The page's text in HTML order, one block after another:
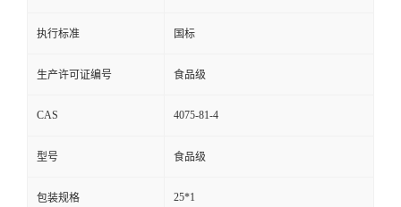
执行标准 国标
生产许可证编号 食品级
CAS 4075-81-4
型号 食品级
包装规格 25*1